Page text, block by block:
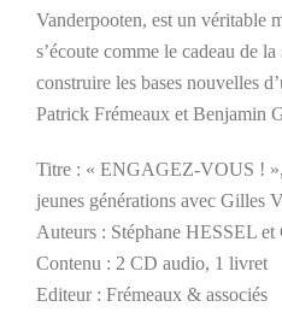
Vanderpooten, est un véritable
s’écoute comme le cadeau de la
construire les bases nouvelles
Patrick Frémeaux et Benjamin
Titre : « ENGAGEZ-VOUS ! »,
jeunes générations avec Gilles
Auteurs : Stéphane HESSEL
Contenu : 2 CD audio, 1 livret
Editeur : Frémeaux & associés